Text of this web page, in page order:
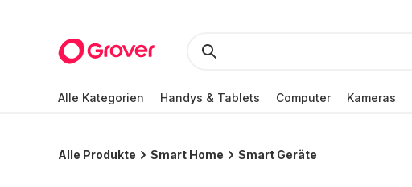
Alle Kategorien Handys & Tablets Computer Kameras
Alle Produkte Smart Home Smart Geräte